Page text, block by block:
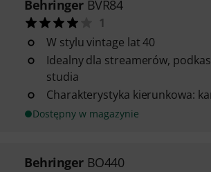
Behringer BVR84
1
W stylu vintage lat 40
Idealny dla streamerów,
studia
Charakterystyka kierunkowa:
Dostępny w magazynie
Behringer BO440